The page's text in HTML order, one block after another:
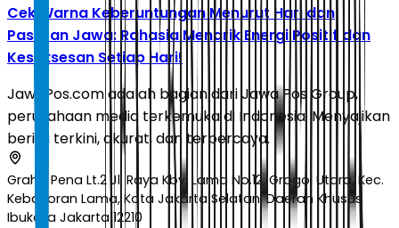
Cek Warna Keberuntungan Menurut Hari dan
Pasaran Jawa: Rahasia Menarik Energi Positif dan
Kesuksesan Setiap Hari!
JawaPos.com adalah bagian dari Jawa Pos Group,
perusahaan media terkemuka di Indonesia. Menyajikan
berita terkini, akurat, dan terpercaya.
Graha Pena Lt.2 Jl. Raya Kby. Lama No.12, Grogol Utara, Kec.
Kebayoran Lama, Kota Jakarta Selatan, Daerah Khusus
Ibukota Jakarta 12210